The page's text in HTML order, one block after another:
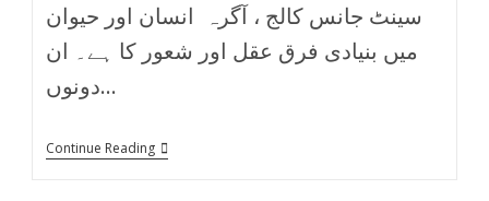
سینٹ جانس کالج ، آگرہ انسان اور حیوان
میں بنیادی فرق عقل اور شعور کا ہے۔ ان
دونوں…
Continue Reading